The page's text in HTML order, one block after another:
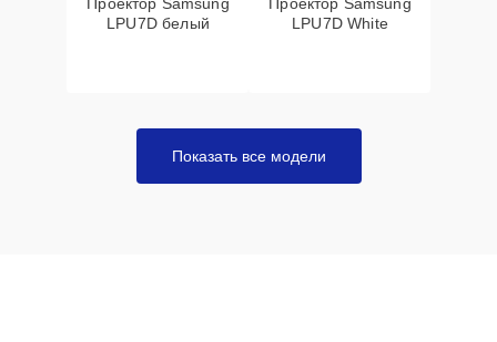
LPU7D белый
LPU7D White
Показать все модели